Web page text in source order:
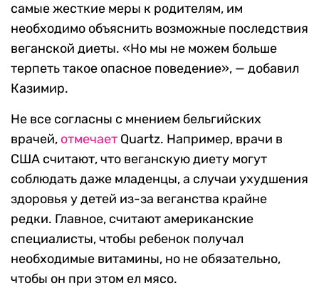
самые жесткие меры к родителям, им
необходимо объяснить возможные последствия
веганской диеты. «Но мы не можем больше
терпеть такое опасное поведение», — добавил
Казимир.
Не все согласны с мнением бельгийских
врачей, отмечает Quartz. Например, врачи в
США считают, что веганскую диету могут
соблюдать даже младенцы, а случаи ухудшения
здоровья у детей из-за веганства крайне
редки. Главное, считают американские
специалисты, чтобы ребенок получал
необходимые витамины, но не обязательно,
чтобы он при этом ел мясо.